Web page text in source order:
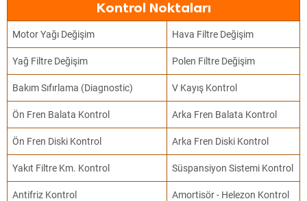
Kontrol Noktaları
Motor Yağı Değişim Hava Filtre Değişim
Yağ Filtre Değişim Polen Filtre Değişim
Bakım Sıfırlama (Diagnostic) V Kayış Kontrol
Ön Fren Balata Kontrol Arka Fren Balata Kontrol
Ön Fren Diski Kontrol Arka Fren Diski Kontrol
Yakıt Filtre Km. Kontrol Süspansiyon Sistemi Kontrol
Antifriz Kontrol Amortisör - Helezon Kontrol